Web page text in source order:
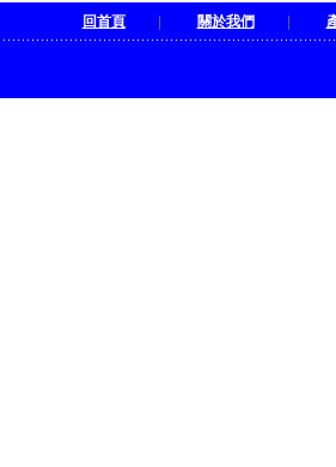
回首頁| 關於我們